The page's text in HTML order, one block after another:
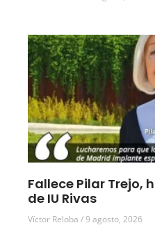
Fallece Pilar
de IU Rivas
Víctor Reloba 9 agosto, 2026